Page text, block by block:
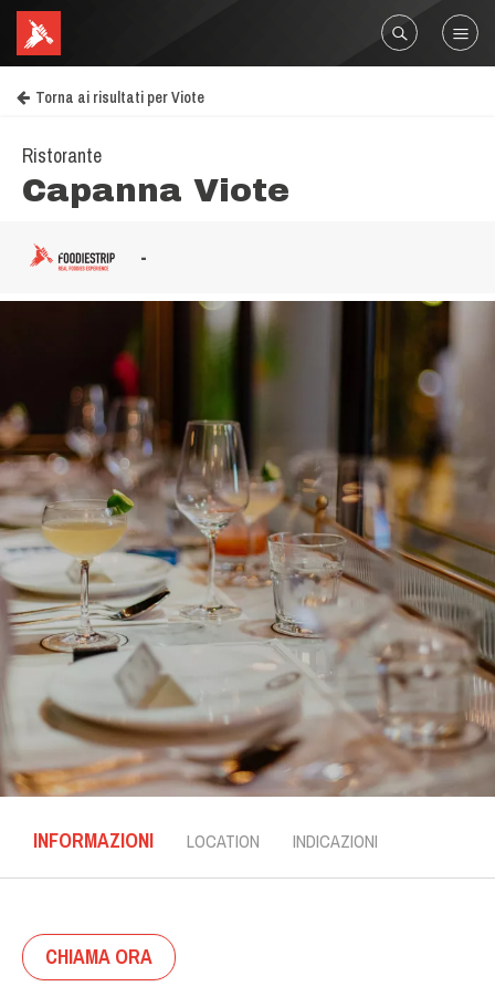
Torna ai risultati per Viote
Ristorante
Capanna Viote
-
INFORMAZIONI LOCATION INDICAZIONI
CHIAMA ORA